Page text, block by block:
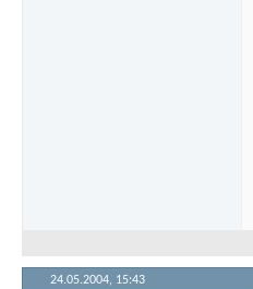
24.05.2004, 15:43